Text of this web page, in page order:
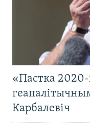
«Пастка
Карбалевіч